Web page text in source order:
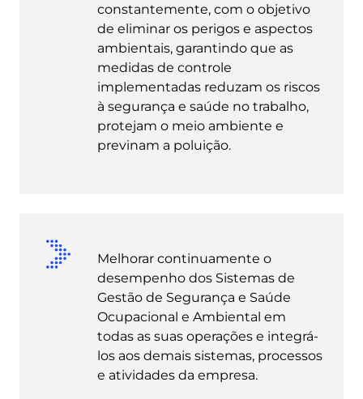
constantemente, com o objetivo
de eliminar os perigos e aspectos
ambientais, garantindo que as
medidas de controle
implementadas reduzam os riscos
à segurança e saúde no trabalho,
protejam o meio ambiente e
previnam a poluição.
Melhorar continuamente o
desempenho dos Sistemas de
Gestão de Segurança e Saúde
Ocupacional e Ambiental em
todas as suas operações e integrá-
los aos demais sistemas, processos
e atividades da empresa.